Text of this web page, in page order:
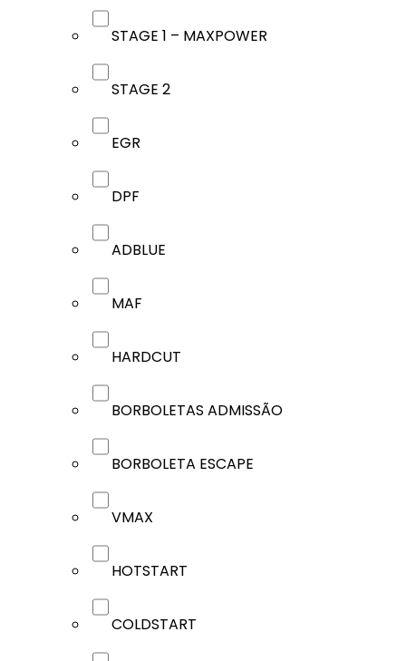
STAGE 1 – MAXPOWER
STAGE 2
EGR
DPF
ADBLUE
MAF
HARDCUT
BORBOLETAS ADMISSÃO
BORBOLETA ESCAPE
VMAX
HOTSTART
COLDSTART